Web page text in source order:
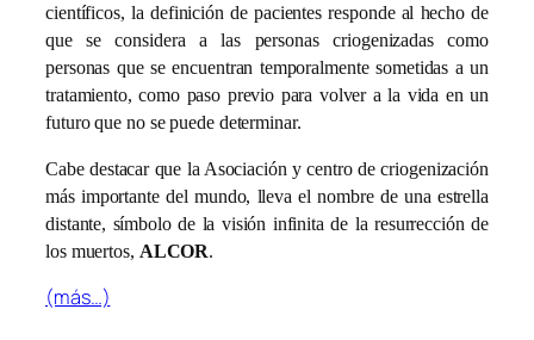
científicos, la definición de pacientes responde al hecho de
que se considera a las personas criogenizadas como
personas que se encuentran temporalmente sometidas a un
tratamiento, como paso previo para volver a la vida en un
futuro que no se puede determinar.
Cabe destacar que la Asociación y centro de criogenización
más importante del mundo, lleva el nombre de una estrella
distante, símbolo de la visión infinita de la resurrección de
los muertos, ALCOR.
(más…)